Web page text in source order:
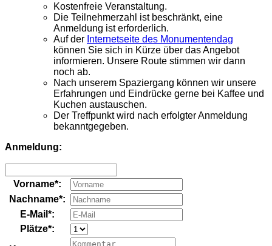
Kostenfreie Veranstaltung.
Die Teilnehmerzahl ist beschränkt, eine
Anmeldung ist erforderlich.
Auf der Internetseite des Monumentendag
können Sie sich in Kürze über das Angebot
informieren. Unsere Route stimmen wir dann
noch ab.
Nach unserem Spaziergang können wir unsere
Erfahrungen und Eindrücke gerne bei Kaffee und
Kuchen austauschen.
Der Treffpunkt wird nach erfolgter Anmeldung
bekanntgegeben.
Anmeldung:
Vorname*:
Nachname*:
E-Mail*:
Plätze*: